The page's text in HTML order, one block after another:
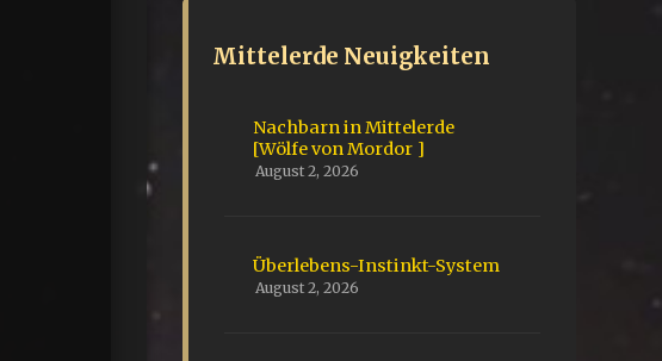
Mittelerde Neuigkeiten
Nachbarn in Mittelerde
[Wölfe von Mordor ]
August 2, 2026
Überlebens-Instinkt-System
August 2, 2026